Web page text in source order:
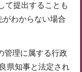
て提出することも
わからない場合
管理に属する行政
県知事と法定され